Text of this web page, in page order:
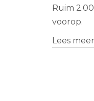
Ruim
voorop.
Lees